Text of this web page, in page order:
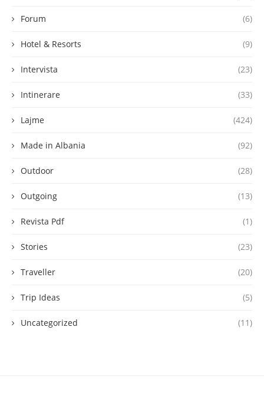
Forum (6)
Hotel & Resorts (9)
Intervista (23)
Intinerare (33)
Lajme (424)
Made in Albania (92)
Outdoor (28)
Outgoing (13)
Revista Pdf (1)
Stories (23)
Traveller (20)
Trip Ideas (5)
Uncategorized (11)